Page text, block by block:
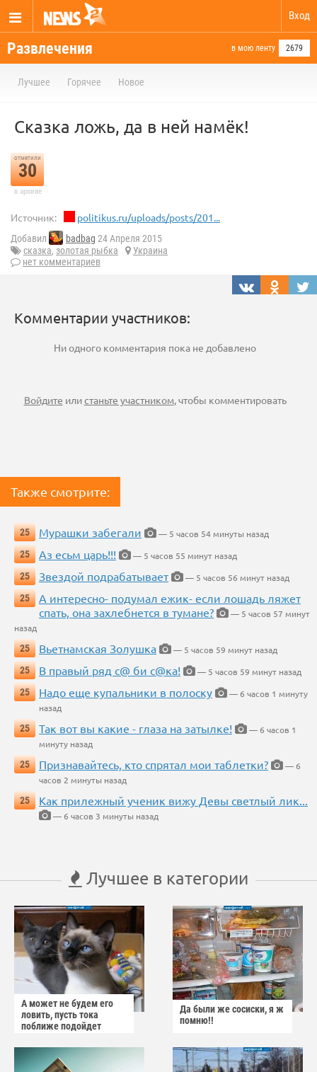
Вход
Развлечения в мою ленту 2679
Лучшее Горячее Новое
Сказка ложь, да в ней намёк!
отметили
30
в архиве
Источник: politikus.ru/uploads/posts/201...
Добавил badbag 24 Апреля 2015
сказка, золотая рыбка
Украина
нет комментариев
Комментарии участников:
Ни одного комментария пока не добавлено
Войдите илистаньте участником, чтобы комментировать
Также смотрите:
25 Мурашки забегали
— 5 часов 54 минуты назад
25
Аз есьм царь!!!
— 5 часов 55 минут назад
25
Звездой подрабатывает
— 5 часов 56 минут назад
25
А интересно- подумал ежик- если лошадь ляжет
спать, она захлебнется в тумане?
— 5 часов 57 минут
назад
25
Вьетнамская Золушка
— 5 часов 59 минут назад
25
В правый ряд с@ би с@ка!
— 5 часов 59 минут назад
25
Надо еще купальники в полоску
— 6 часов 1 минуту
назад
25
Так вот вы какие - глаза на затылке!
— 6 часов 1
минуту назад
25
Признавайтесь, кто спрятал мои таблетки?
— 6
часов 2 минуты назад
25
Как прилежный ученик вижу Девы светлый лик...
— 6 часов 3 минуты назад
Лучшее в категории
А может не будем его
ловить, пусть тока
поближе подойдет
Да были же сосиски, я ж
помню!!